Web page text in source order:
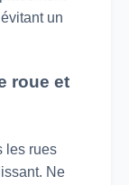
un
roue et
les rues
Ne